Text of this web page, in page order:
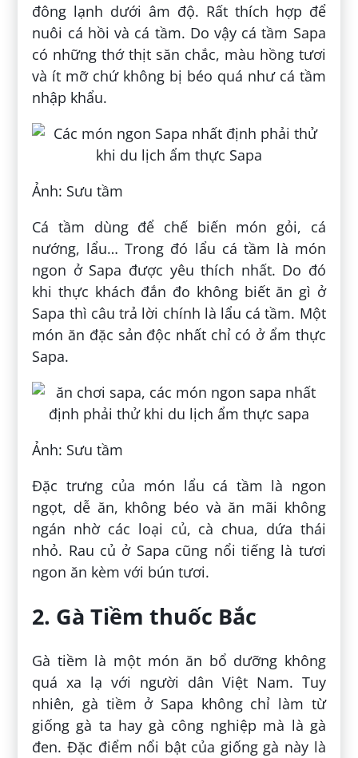
đông lạnh dưới âm độ. Rất thích hợp để
nuôi cá hồi và cá tầm. Do vậy cá tầm Sapa
có những thớ thịt săn chắc, màu hồng tươi
và ít mỡ chứ không bị béo quá như cá tầm
nhập khẩu.
Ảnh: Sưu tầm
Cá tầm dùng để chế biến món gỏi, cá
nướng, lẩu… Trong đó lẩu cá tầm là món
ngon ở Sapa được yêu thích nhất. Do đó
khi thực khách đắn đo không biết ăn gì ở
Sapa thì câu trả lời chính là lẩu cá tầm. Một
món ăn đặc sản độc nhất chỉ có ở ẩm thực
Sapa.
Ảnh: Sưu tầm
Đặc trưng của món lẩu cá tầm là ngon
ngọt, dễ ăn, không béo và ăn mãi không
ngán nhờ các loại củ, cà chua, dứa thái
nhỏ. Rau củ ở Sapa cũng nổi tiếng là tươi
ngon ăn kèm với bún tươi.
2. Gà Tiềm thuốc Bắc
Gà tiềm là một món ăn bổ dưỡng không
quá xa lạ với người dân Việt Nam. Tuy
nhiên, gà tiềm ở Sapa không chỉ làm từ
giống gà ta hay gà công nghiệp mà là gà
đen. Đặc điểm nổi bật của giống gà này là